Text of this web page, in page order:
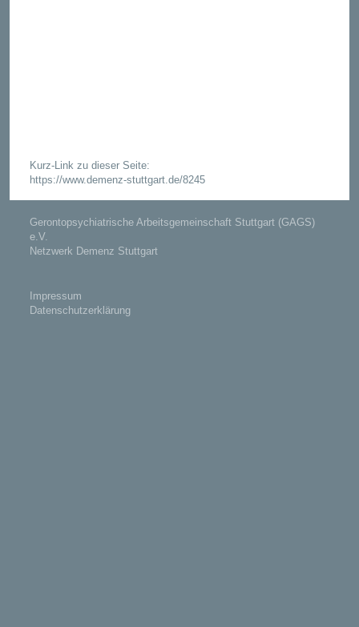
Kurz-Link zu dieser Seite:
https://www.demenz-stuttgart.de/8245
Gerontopsychiatrische Arbeitsgemeinschaft Stuttgart (GAGS)
e.V.
Netzwerk Demenz Stuttgart
Impressum
Datenschutzerklärung